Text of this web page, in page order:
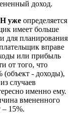
доход.
уже определяется
имеет больше
для планирования
вправе
или прибыль
от того, что
(объект - доходы),
случаев
именно ему.
вмененного
– 15%.